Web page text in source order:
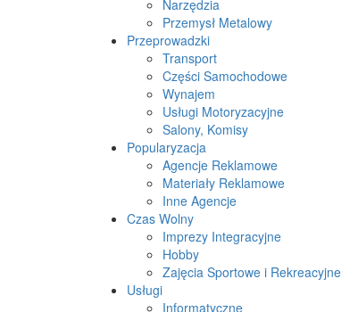
Narzędzia
Przemysł Metalowy
Przeprowadzki
Transport
Części Samochodowe
Wynajem
Usługi Motoryzacyjne
Salony, Komisy
Popularyzacja
Agencje Reklamowe
Materiały Reklamowe
Inne Agencje
Czas Wolny
Imprezy Integracyjne
Hobby
Zajęcia Sportowe i Rekreacyjne
Usługi
Informatyczne